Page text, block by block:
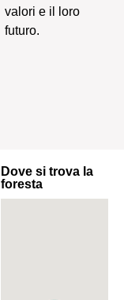
valori e il loro
futuro.
Dove si trova la
foresta